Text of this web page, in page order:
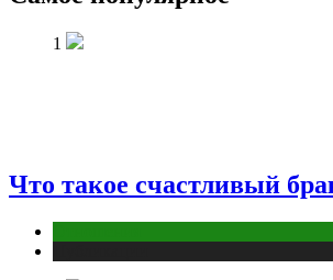
1
Что такое счастливый